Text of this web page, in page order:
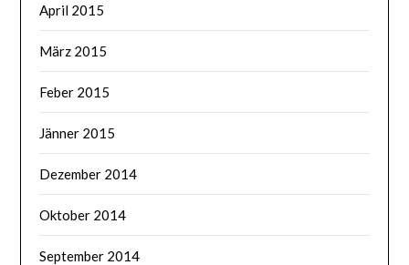
April 2015
März 2015
Feber 2015
Jänner 2015
Dezember 2014
Oktober 2014
September 2014